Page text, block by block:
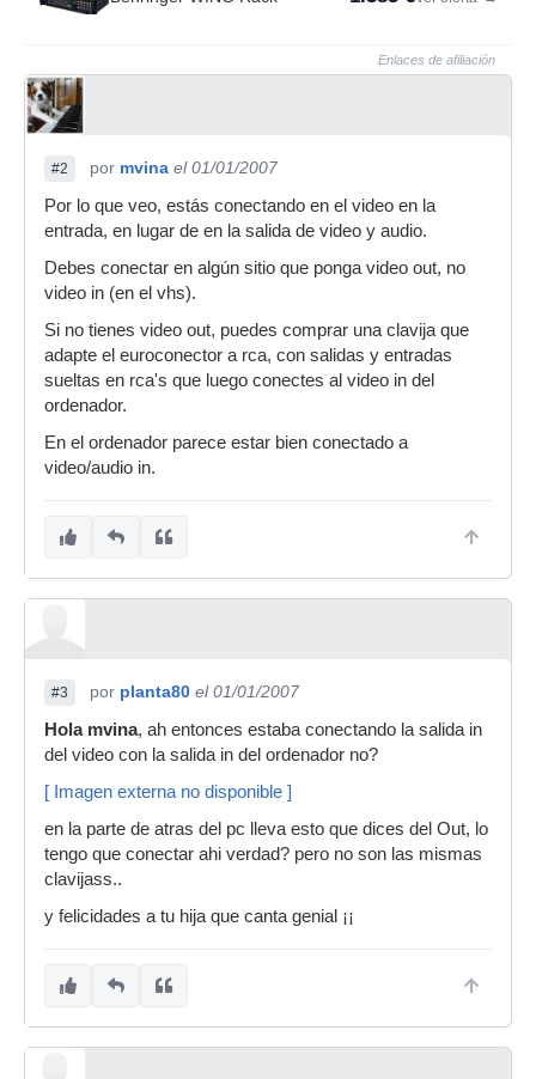
Enlaces de afiliación
#2 por mvina el 01/01/2007
Por lo que veo, estás conectando en el video en la
entrada, en lugar de en la salida de video y audio.
Debes conectar en algún sitio que ponga video out, no
video in (en el vhs).
Si no tienes video out, puedes comprar una clavija que
adapte el euroconector a rca, con salidas y entradas
sueltas en rca's que luego conectes al video in del
ordenador.
En el ordenador parece estar bien conectado a
video/audio in.
#3 por planta80 el 01/01/2007
Hola mvina, ah entonces estaba conectando la salida in
del video con la salida in del ordenador no?
[ Imagen externa no disponible ]
en la parte de atras del pc lleva esto que dices del Out, lo
tengo que conectar ahi verdad? pero no son las mismas
clavijass..
y felicidades a tu hija que canta genial ¡¡